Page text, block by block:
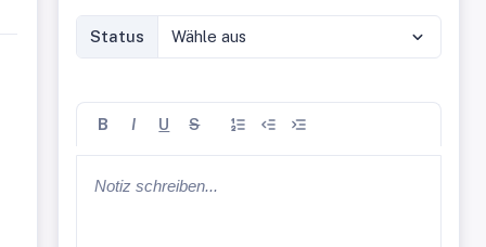
Status Wähle aus
B I U S